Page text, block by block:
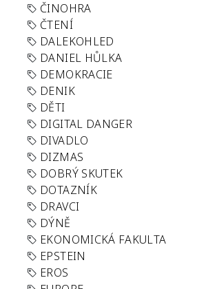
ČINOHRA
ČTENÍ
DALEKOHLED
DANIEL HŮLKA
DEMOKRACIE
DENIK
DĚTI
DIGITAL DANGER
DIVADLO
DIZMAS
DOBRÝ SKUTEK
DOTAZNÍK
DRAVCI
DÝNĚ
EKONOMICKÁ FAKULTA
EPSTEIN
EROS